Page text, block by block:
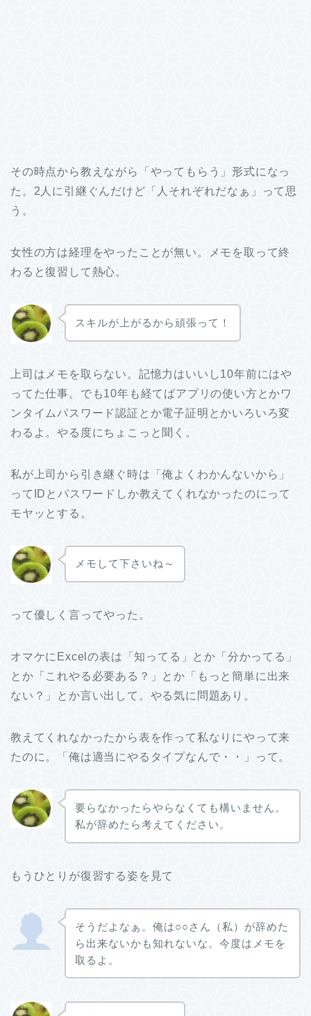
その時点から教えながら「やってもらう」形式になっ
た。2人に引継ぐんだけど「人それぞれだなぁ」って思
う。
女性の方は経理をやったことが無い。メモを取って終
わると復習して熱心。
スキルが上がるから頑張って！
上司はメモを取らない。記憶力はいいし10年前にはや
ってた仕事。でも10年も経てばアプリの使い方とかワ
ンタイムパスワード認証とか電子証明とかいろいろ変
わるよ。やる度にちょこっと聞く。
私が上司から引き継ぐ時は「俺よくわかんないから」
ってIDとパスワードしか教えてくれなかったのにって
モヤッとする。
メモして下さいね～
って優しく言ってやった。
オマケにExcelの表は「知ってる」とか「分かってる」
とか「これやる必要ある？」とか「もっと簡単に出来
ない？」とか言い出して。やる気に問題あり。
教えてくれなかったから表を作って私なりにやって来
たのに。「俺は適当にやるタイプなんで・・」って。
要らなかったらやらなくても構いません。
私が辞めたら考えてください。
もうひとりが復習する姿を見て
そうだよなぁ。俺は○○さん（私）が辞めた
ら出来ないかも知れないな。今度はメモを
取るよ。